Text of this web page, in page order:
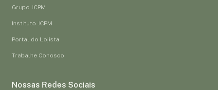
Grupo JCPM
Instituto JCPM
Portal do Lojista
Trabalhe Conosco
Nossas Redes Sociais